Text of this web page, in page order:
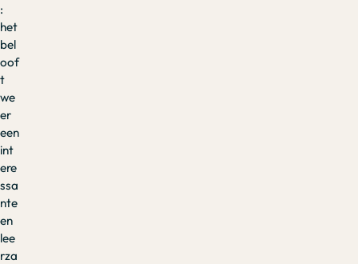
:
het
bel
oof
t
we
er
een
int
ere
ssa
nte
en
lee
rza